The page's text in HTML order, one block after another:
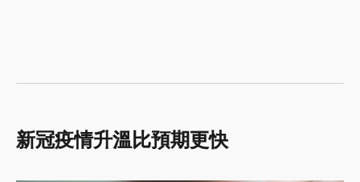
新冠疫情升溫比預期更快